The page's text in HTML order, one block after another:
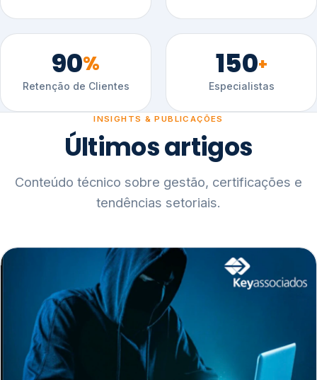
90%
Retenção de Clientes
150+
Especialistas
INSIGHTS & PUBLICAÇÕES
Últimos artigos
Conteúdo técnico sobre gestão, certificações e
tendências setoriais.